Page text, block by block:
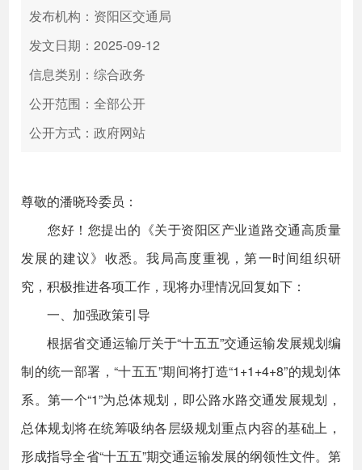
高效办成一件事
发布机构：资阳区交通局
发文日期：2025-09-12
信息类别：综合政务
公开范围：全部公开
公开方式：政府网站
尊敬的潘晓玲委员：
您好！您提出的《关于资阳区产业道路交通高质量
发展的建议》收悉。我局高度重视，第一时间组织研
究，积极推进各项工作，现将办理情况回复如下：
一、加强政策引导
根据省交通运输厅关于“十五五”交通运输发展规划编
制的统一部署，“十五五”期间将打造“1+1+4+8”的规划体
系。第一个“1”为总体规划，即公路水路交通发展规划，
总体规划将在统筹吸纳各层级规划重点内容的基础上，
形成指导全省“十五五”期交通运输发展的纲领性文件。第